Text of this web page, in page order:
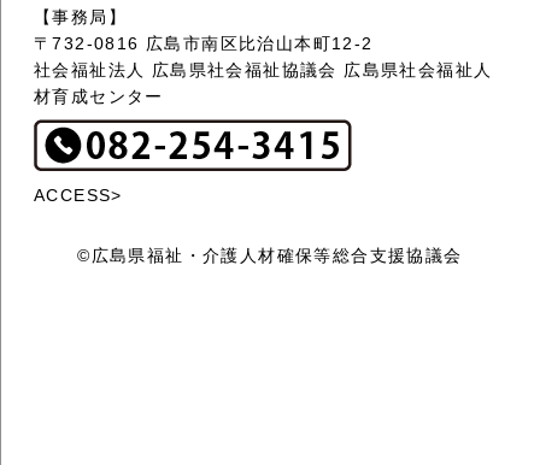
【事務局】
〒732-0816 広島市南区比治山本町12-2
社会福祉法人 広島県社会福祉協議会 広島県社会福祉人
材育成センター
ACCESS>
©広島県福祉・介護人材確保等総合支援協議会